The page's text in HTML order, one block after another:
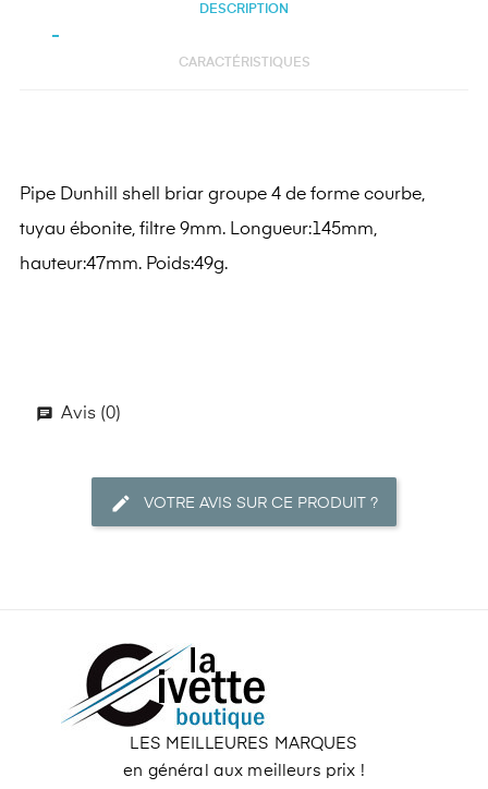
DESCRIPTION
CARACTÉRISTIQUES
Pipe Dunhill shell briar groupe 4 de forme courbe,
tuyau ébonite, filtre 9mm. Longueur:145mm,
hauteur:47mm. Poids:49g.
Avis (0)
VOTRE AVIS SUR CE PRODUIT ?
LES MEILLEURES MARQUES
en général aux meilleurs prix !